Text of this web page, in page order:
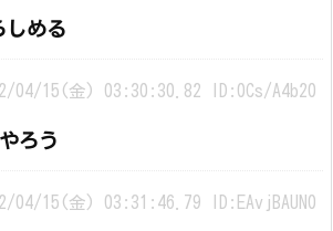
しめる
04/15(金) 03:30:30.82 ID:0Cs/A4b20
ろう
04/15(金) 03:31:46.79 ID:EAvjBAUN0